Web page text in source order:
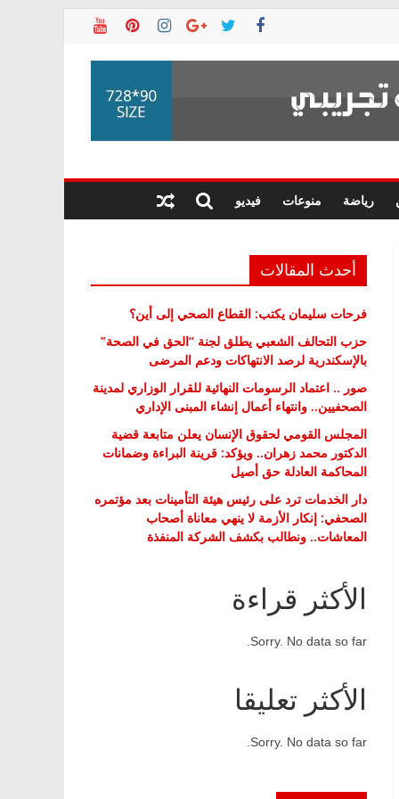
رياضة منوعات فيديو
أحدث المقالات
فرحات سليمان يكتب: القطاع الصحي إلى أين؟
حزب التحالف الشعبي يطلق لجنة “الحق في الصحة”
بالإسكندرية لرصد الانتهاكات ودعم المرضى
صور .. اعتماد الرسومات النهائية للقرار الوزاري لمدينة
الصحفيين.. وانتهاء أعمال إنشاء المبنى الإداري
المجلس القومي لحقوق الإنسان يعلن متابعة قضية
الدكتور محمد زهران.. ويؤكد: قرينة البراءة وضمانات
المحاكمة العادلة حق أصيل
دار الخدمات ترد على رئيس هيئة التأمينات بعد مؤتمره
الصحفي: إنكار الأزمة لا ينهي معاناة أصحاب
المعاشات.. ونطالب بكشف الشركة المنفذة
الأكثر قراءة
Sorry. No data so far.
الأكثر تعليقا
Sorry. No data so far.